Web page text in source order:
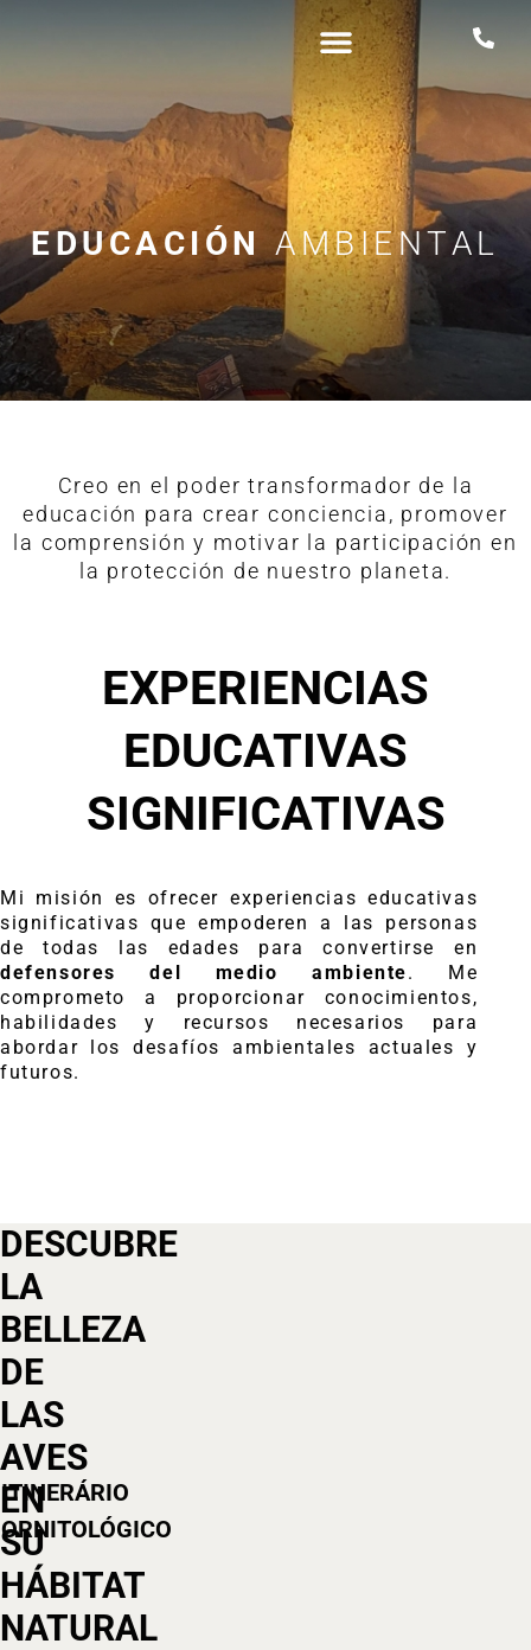
EDUCACIÓNAMBIENTAL
Creo en el poder transformador de la
educación para crear conciencia, promover
la comprensión y motivar la participación en
la protección de nuestro planeta.
EXPERIENCIAS
EDUCATIVAS
SIGNIFICATIVAS
Mi misión es ofrecer experiencias educativas
significativas que empoderen a las personas
de todas las edades para convertirse en
defensores del medio ambiente. Me
comprometo a proporcionar conocimientos,
habilidades y recursos necesarios para
abordar los desafíos ambientales actuales y
futuros.
ITINERÁRIO
ORNITOLÓGICO
DESCUBRE
LA
BELLEZA
DE
LAS
AVES
EN
SU
HÁBITAT
NATURAL